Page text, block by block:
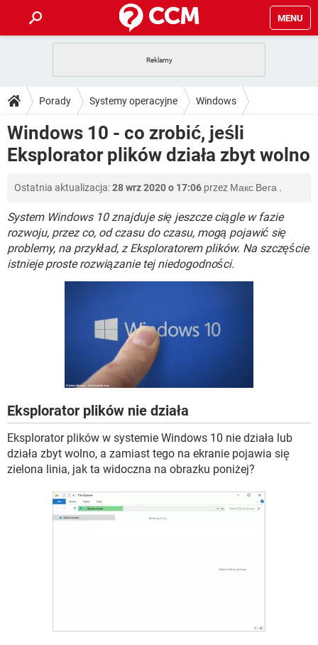
MENU
GRY WHATSAPP
SPOTIFY NETFLIX
INSTAGRAM FACEBOOK
PORADY
PlayStation TIKTOK
GRY WHATSAPP
SPOTIFY
INSTAGRAM FACEBOOK
WINDOWS 10
DO POBRANIA
ANDROID TIKTOK
INSTAGRAM FACEBOOK
WINDOWS 10
FORUM
COVID-19 TIKTOK
GRY WHATSAPP
SPOTIFY NETFLIX
INSTAGRAM FACEBOOK
COVID-19 TIKTOK
GRY WHATSAPP
Porady Systemy operacyjne Windows
Windows 10
Windows 10 - co zrobić, jeśli
Eksplorator plików działa zbyt wolno
Ostatnia aktualizacja:28 wrz 2020 o 17:06 przez Макс Вега .
System Windows 10 znajduje się jeszcze ciągle w fazie
rozwoju, przez co, od czasu do czasu, mogą pojawić się
problemy, na przykład, z Eksploratorem plików. Na szczęście
istnieje proste rozwiązanie tej niedogodności.
Eksplorator plików nie działa
Eksplorator plików w systemie Windows 10 nie działa lub
działa zbyt wolno, a zamiast tego na ekranie pojawia się
zielona linia, jak ta widoczna na obrazku poniżej?